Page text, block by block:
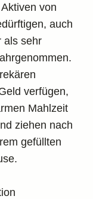
von
auch
als sehr
verfügen,
Mahlzeit
ziehen nach
gefüllten